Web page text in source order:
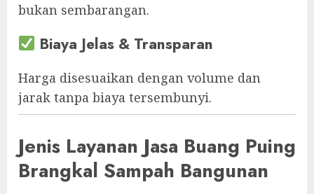
bukan sembarangan.
Biaya Jelas & Transparan
Harga disesuaikan dengan volume dan
jarak tanpa biaya tersembunyi.
Jenis Layanan Jasa Buang Puing
Brangkal Sampah Bangunan